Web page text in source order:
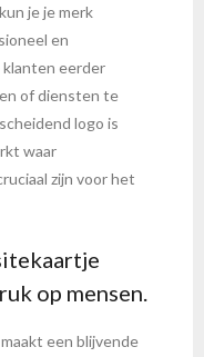
je je merk
en
eerder
of diensten te
logo is
waar
zijn voor het
op mensen.
een blijvende